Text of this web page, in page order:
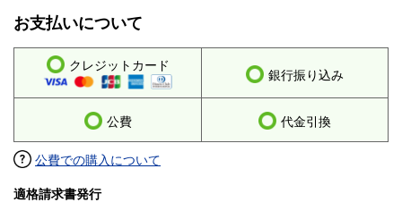
お支払いについて
クレジットカード
銀行振り込み
公費 代金引換
公費での購入について
適格請求書発行